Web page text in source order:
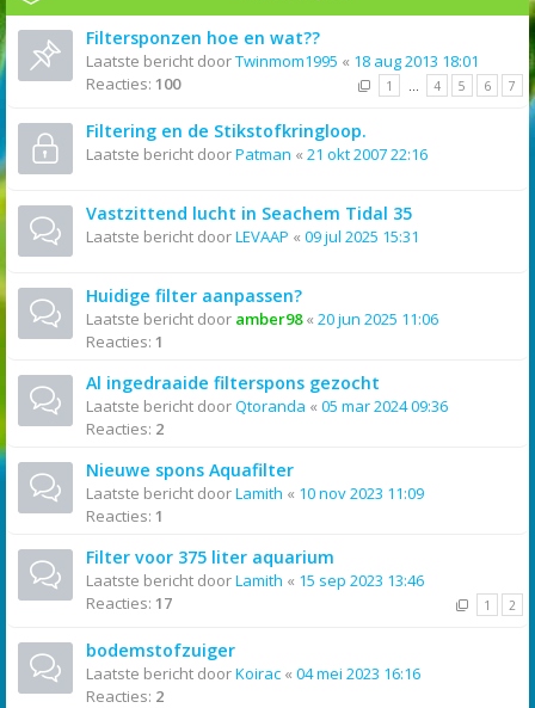
Filtersponzen hoe en wat??
Laatste bericht doorTwinmom1995 « 18 aug 2013 18:01
Reacties: 100 1 … 4 5 6 7
Filtering en de Stikstofkringloop.
Laatste bericht doorPatman « 21 okt 2007 22:16
Vastzittend lucht in Seachem Tidal 35
Laatste bericht doorLEVAAP « 09 jul 2025 15:31
Huidige filter aanpassen?
Laatste bericht door amber98« 20 jun 2025 11:06
Reacties: 1
Al ingedraaide filterspons gezocht
Laatste bericht doorQtoranda « 05 mar 2024 09:36
Reacties: 2
Nieuwe spons Aquafilter
Laatste bericht doorLamith « 10 nov 2023 11:09
Reacties: 1
Filter voor 375 liter aquarium
Laatste bericht doorLamith « 15 sep 2023 13:46
Reacties: 17 1 2
bodemstofzuiger
Laatste bericht doorKoirac « 04 mei 2023 16:16
Reacties: 2